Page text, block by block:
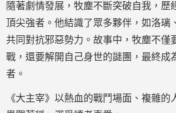
隨著劇情發展，牧塵不斷突破自我，歷
頂尖強者。他結識了眾多夥伴，如洛璃
共同對抗邪惡勢力。故事中，牧塵不僅
戰，還要解開自己身世的謎團，最終成
者。
《大主宰》以熱血的戰鬥場面、複雜的